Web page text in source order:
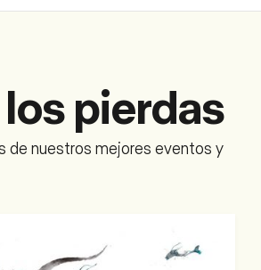
pierdas
de nuestros mejores eventos y